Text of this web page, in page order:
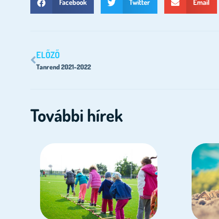
Facebook Twitter Email
ELŐZŐ
Tanrend 2021-2022
További hírek